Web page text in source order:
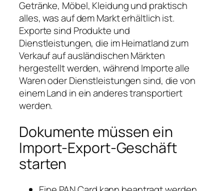
Getränke, Möbel, Kleidung und praktisch
alles, was auf dem Markt erhältlich ist.
Exporte sind Produkte und
Dienstleistungen, die im Heimatland zum
Verkauf auf ausländischen Märkten
hergestellt werden, während Importe alle
Waren oder Dienstleistungen sind, die von
einem Land in ein anderes transportiert
werden.
Dokumente müssen ein
Import-Export-Geschäft
starten